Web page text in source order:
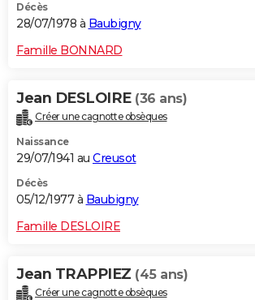
Décès
28/07/1978 à Baubigny
Famille BONNARD
Jean DESLOIRE (36 ans)
Créer une cagnotte obsèques
Naissance
29/07/1941 au Creusot
Décès
05/12/1977 à Baubigny
Famille DESLOIRE
Jean TRAPPIEZ (45 ans)
Créer une cagnotte obsèques